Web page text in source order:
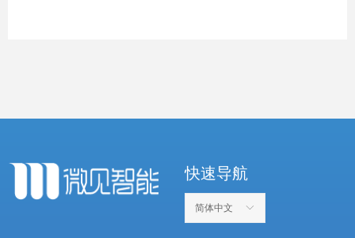
快速导航
ꀅ
简体中文